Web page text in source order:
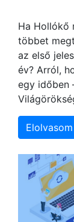
Ha Hollókő
többet
az első
év? Arról,
egy időben